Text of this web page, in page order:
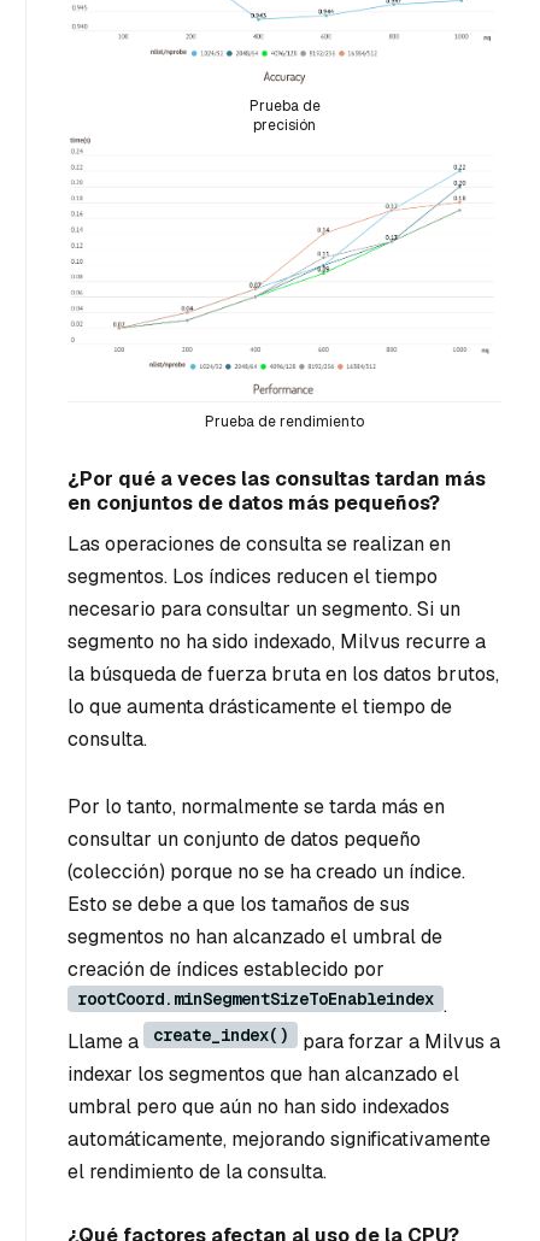
Prueba de
precisión
Prueba de rendimiento
¿Por qué a veces las consultas tardan más
en conjuntos de datos más pequeños?
Las operaciones de consulta se realizan en
segmentos. Los índices reducen el tiempo
necesario para consultar un segmento. Si un
segmento no ha sido indexado, Milvus recurre a
la búsqueda de fuerza bruta en los datos brutos,
lo que aumenta drásticamente el tiempo de
consulta.
Por lo tanto, normalmente se tarda más en
consultar un conjunto de datos pequeño
(colección) porque no se ha creado un índice.
Esto se debe a que los tamaños de sus
segmentos no han alcanzado el umbral de
creación de índices establecido por
rootCoord.minSegmentSizeToEnableindex .
Llame a
create_index()
para forzar a Milvus a
indexar los segmentos que han alcanzado el
umbral pero que aún no han sido indexados
automáticamente, mejorando significativamente
el rendimiento de la consulta.
¿Qué factores afectan al uso de la CPU?